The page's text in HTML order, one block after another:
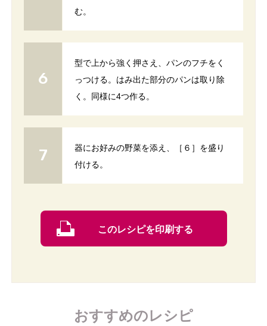
む。
型で上から強く押さえ、パンのフチをく
っつける。はみ出た部分のパンは取り除
く。同様に4つ作る。
器にお好みの野菜を添え、［６］を盛り
付ける。
このレシピを印刷する
おすすめのレシピ